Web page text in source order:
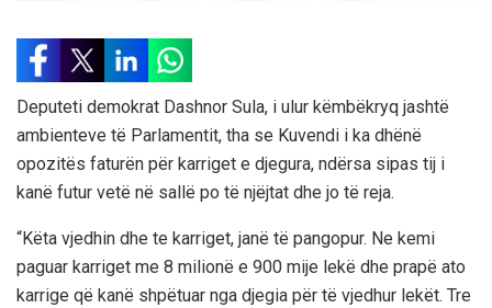
Deputeti demokrat Dashnor Sula, i ulur këmbëkryq jashtë
ambienteve të Parlamentit, tha se Kuvendi i ka dhënë
opozitës faturën për karriget e djegura, ndërsa sipas tij i
kanë futur vetë në sallë po të njëjtat dhe jo të reja.
“Këta vjedhin dhe te karriget, janë të pangopur. Ne kemi
paguar karriget me 8 milionë e 900 mije lekë dhe prapë ato
karrige që kanë shpëtuar nga djegia për të vjedhur lekët. Tre